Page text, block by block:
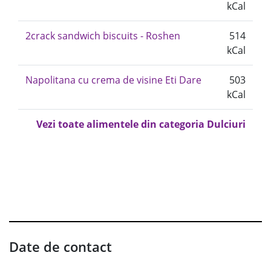
kCal
2crack sandwich biscuits - Roshen
514
kCal
Napolitana cu crema de visine Eti Dare
503
kCal
Vezi toate alimentele din categoria Dulciuri
Date de contact